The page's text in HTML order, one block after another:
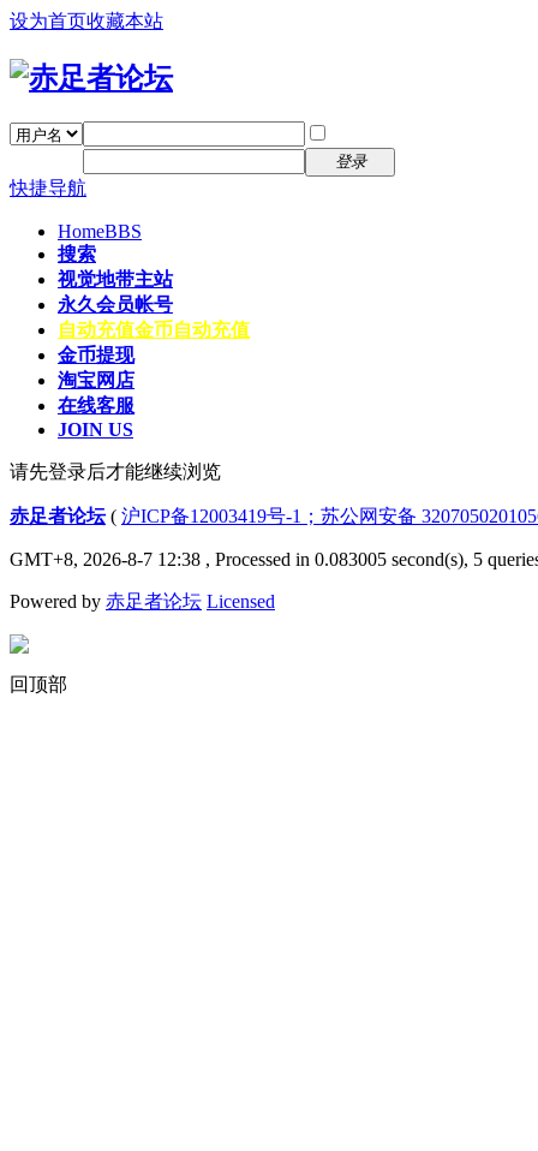
设为首页收藏本站
登录
快捷导航
HomeBBS
搜索
视觉地带主站
永久会员帐号
自动充值金币自动充值
金币提现
淘宝网店
在线客服
JOIN US
请先登录后才能继续浏览
赤足者论坛( 沪ICP备12003419号-1；苏公网安备
GMT+8, 2026-8-7 12:38 , Processed in 0.083005 second(s), 5
Powered by 赤足者论坛 Licensed
回顶部